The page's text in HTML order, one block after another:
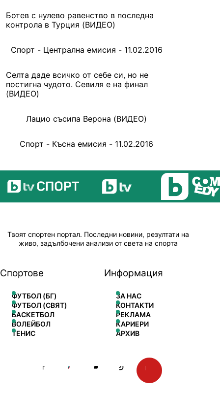
Ботев с нулево равенство в последна
контрола в Турция (ВИДЕО)
Спорт - Централна емисия - 11.02.2016
Селта даде всичко от себе си, но не
постигна чудото. Севиля е на финал
(ВИДЕО)
Лацио съсипа Верона (ВИДЕО)
Спорт - Късна емисия - 11.02.2016
Твоят спортен портал. Последни новини, резултати на
живо, задълбочени анализи от света на спорта
Спортове
ФУТБОЛ (БГ)
ФУТБОЛ (СВЯТ)
БАСКЕТБОЛ
ВОЛЕЙБОЛ
ТЕНИС
Информация
ЗА НАС
КОНТАКТИ
РЕКЛАМА
КАРИЕРИ
АРХИВ